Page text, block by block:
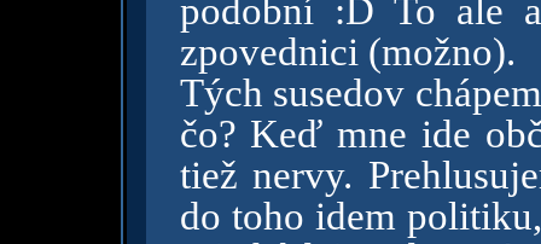
podobní :D To ale
zpovednici (možno).
Tých susedov
čo? Keď mne ide
tiež nervy.
do toho idem